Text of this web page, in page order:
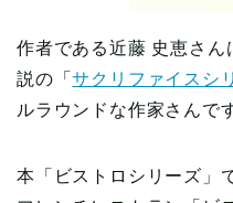
作者である近藤 史恵さ
説の「サクリファイスシ
ルラウンドな作家さんで
本「ビストロシリーズ」